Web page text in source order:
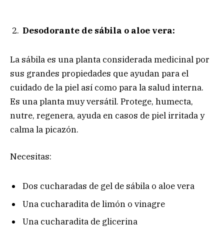
Desodorante de sábila o aloe vera:
La sábila es una planta considerada medicinal por
sus grandes propiedades que ayudan para el
cuidado de la piel así como para la salud interna.
Es una planta muy versátil. Protege, humecta,
nutre, regenera, ayuda en casos de piel irritada y
calma la picazón.
Necesitas:
Dos cucharadas de gel de sábila o aloe vera
Una cucharadita de limón o vinagre
Una cucharadita de glicerina